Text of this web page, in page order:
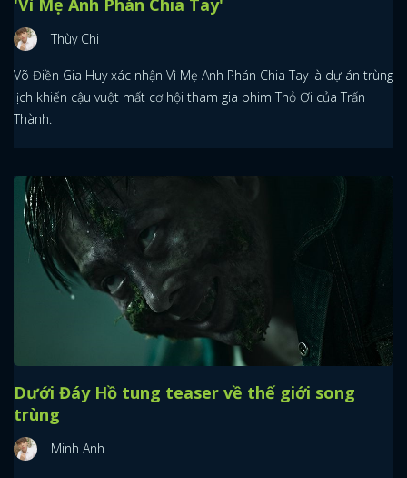
'Vì Mẹ Anh Phán Chia Tay'
Thùy Chi
Võ Điền Gia Huy xác nhận Vì Mẹ Anh Phán Chia Tay là dự án trùng
lịch khiến cậu vuột mất cơ hội tham gia phim Thỏ Ơi của Trấn
Thành.
Dưới Đáy Hồ tung teaser về thế giới song
trùng
Minh Anh